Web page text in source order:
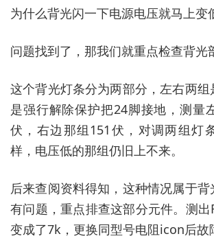
为什么背光闪一下电源电压就马上变
问题找到了，那我们就重点检查背光
这个背光灯条分为两部分，左右两
是强行解除保护把24脚接地，测量
伏，右边那组151伏，对调两组灯
样，电压低的那组仍旧上不来。
后来查阅资料得知，这种情况属于
有问题，重点排查这部分元件。测
变成了7k，更换同型号电阻icon后故